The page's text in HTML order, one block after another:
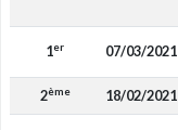
1er 07/03/2021
2ème 18/02/2021